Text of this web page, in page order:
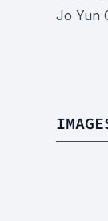
Jo Yun